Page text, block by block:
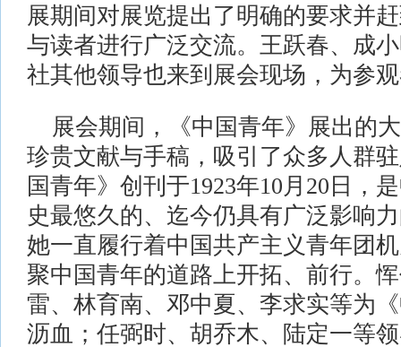
展期间对展览提出了明确的要求并
与读者进行广泛交流。王跃春、成
社其他领导也来到展会现场，为参
展会期间，《中国青年》展出的
珍贵文献与手稿，吸引了众多人群
国青年》创刊于1923年10月20日，
史最悠久的、迄今仍具有广泛影响
她一直履行着中国共产主义青年团
聚中国青年的道路上开拓、前行。
雷、林育南、邓中夏、李求实等为
沥血；任弼时、胡乔木、陆定一等